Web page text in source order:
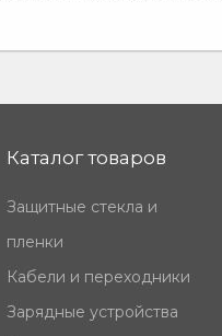
Каталог товаров
Защитные стекла и
пленки
Кабели и переходники
Зарядные устройства